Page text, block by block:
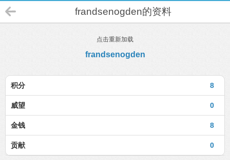
frandsenogden的资料
点击重新加载
frandsenogden
8
积分
0
威望
8
金钱
0
贡献